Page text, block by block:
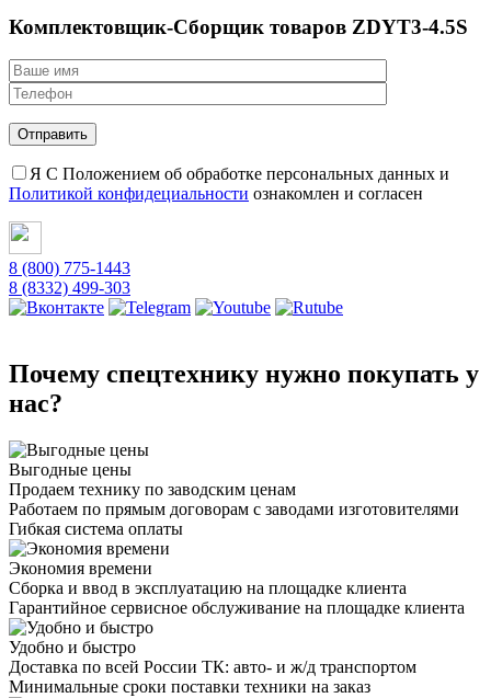
Комплектовщик-Сборщик товаров ZDYT3-4.5S
Я С Положением об обработке персональных данных и
Политикой конфидециальности ознакомлен и согласен
8 (800) 775-1443
8 (8332) 499-303
Почему спецтехнику нужно покупать у
нас?
Выгодные цены
Продаем технику по заводским ценам
Работаем по прямым договорам с заводами изготовителями
Гибкая система оплаты
Экономия времени
Сборка и ввод в эксплуатацию на площадке клиента
Гарантийное сервисное обслуживание на площадке клиента
Удобно и быстро
Доставка по всей России ТК: авто- и ж/д транспортом
Минимальные сроки поставки техники на заказ